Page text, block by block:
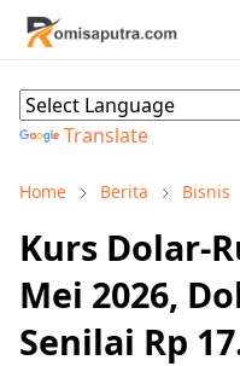
Translate
Home Berita Bisnis
Kurs Dolar-
Mei 2026,
Senilai Rp